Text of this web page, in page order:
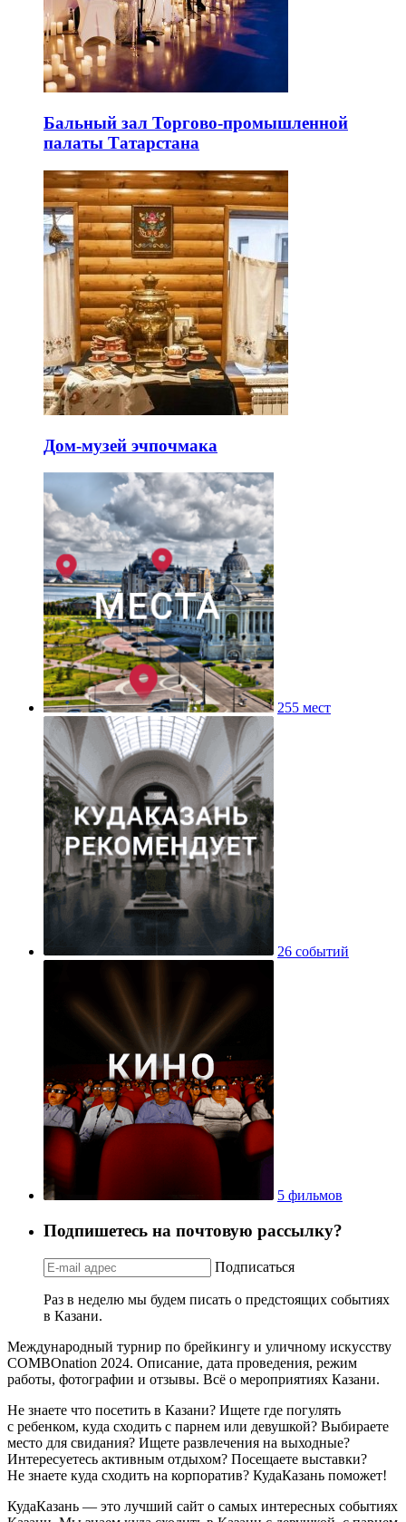
Бальный зал Торгово-промышленной
палаты Татарстана
Дом-музей эчпочмака
255 мест
26 событий
5 фильмов
Подпишетесь на почтовую рассылку?
Подписаться
Раз в неделю мы будем писать о предстоящих событиях
в Казани.
Международный турнир по брейкингу и уличному искусству
COMBOnation 2024. Описание, дата проведения, режим
работы, фотографии и отзывы. Всё о мероприятиях Казани.
Не знаете что посетить в Казани? Ищете где погулять
с ребенком, куда сходить с парнем или девушкой? Выбираете
место для свидания? Ищете развлечения на выходные?
Интересуетесь активным отдыхом? Посещаете выставки?
Не знаете куда сходить на корпоратив? КудаКазань поможет!
КудаКазань — это лучший сайт о самых интересных событиях